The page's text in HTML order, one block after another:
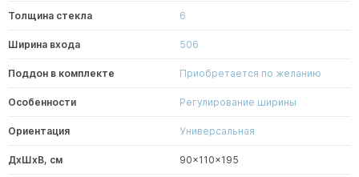
Толщина стекла 6
Ширина входа 506
Поддон в комплекте Приобретается по желанию
Особенности Регулирование ширины
Ориентация Универсальная
ДxШxВ, см 90x110x195